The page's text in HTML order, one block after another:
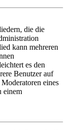
die die
kann mehreren
es den
Benutzer auf
eines
einem